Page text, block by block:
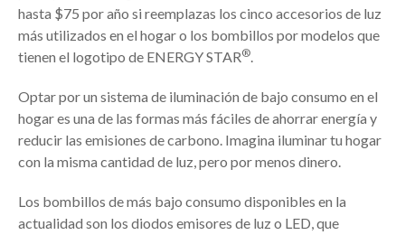
hasta $75 por año si reemplazas los cinco accesorios de luz
más utilizados en el hogar o los bombillos por modelos que
tienen el logotipo de ENERGY STAR®.
Optar por un sistema de iluminación de bajo consumo en el
hogar es una de las formas más fáciles de ahorrar energía y
reducir las emisiones de carbono. Imagina iluminar tu hogar
con la misma cantidad de luz, pero por menos dinero.
Los bombillos de más bajo consumo disponibles en la
actualidad son los diodos emisores de luz o LED, que